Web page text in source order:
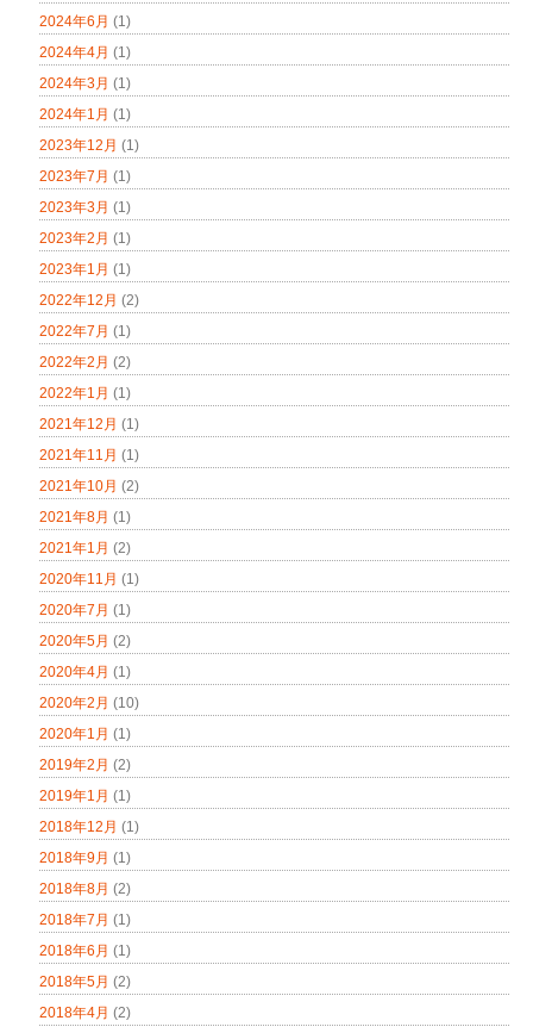
2024年6月 (1)
2024年4月 (1)
2024年3月 (1)
2024年1月 (1)
2023年12月 (1)
2023年7月 (1)
2023年3月 (1)
2023年2月 (1)
2023年1月 (1)
2022年12月 (2)
2022年7月 (1)
2022年2月 (2)
2022年1月 (1)
2021年12月 (1)
2021年11月 (1)
2021年10月 (2)
2021年8月 (1)
2021年1月 (2)
2020年11月 (1)
2020年7月 (1)
2020年5月 (2)
2020年4月 (1)
2020年2月 (10)
2020年1月 (1)
2019年2月 (2)
2019年1月 (1)
2018年12月 (1)
2018年9月 (1)
2018年8月 (2)
2018年7月 (1)
2018年6月 (1)
2018年5月 (2)
2018年4月 (2)